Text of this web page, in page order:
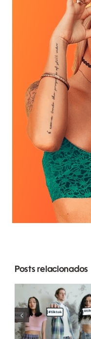
Posts relacionados
Melhores
geradores
de fontes do
TikTok para